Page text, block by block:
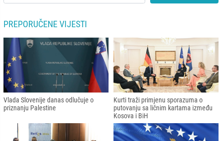
PREPORUČENE VIJESTI
Vlada Slovenije danas odlučuje o
priznanju Palestine
Kurti traži primjenu sporazuma o
putovanju sa ličnim kartama između
Kosova i BiH